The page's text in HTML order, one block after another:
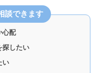
談できます
心配
探したい
い